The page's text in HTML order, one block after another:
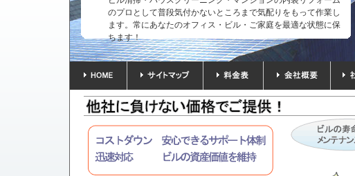
のプロとして普段気付かないところまで気配りをもって作業し
ます。常にあなたのオフィス・ビル・ご家庭を最適な状態に保
ちます！